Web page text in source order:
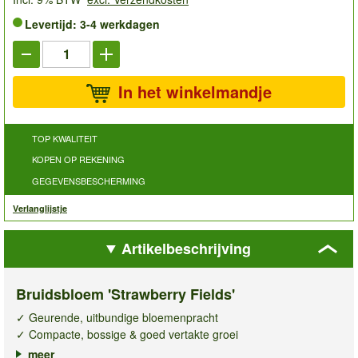
Levertijd: 3-4 werkdagen
In het winkelmandje
TOP KWALITEIT
KOPEN OP REKENING
GEGEVENSBESCHERMING
Verlanglijstje
Artikelbeschrijving
Bruidsbloem 'Strawberry Fields'
✓ Geurende, uitbundige bloemenpracht
✓ Compacte, bossige & goed vertakte groei
✓ Robuust, winterhard & onderhoudsvriendelijk
meer